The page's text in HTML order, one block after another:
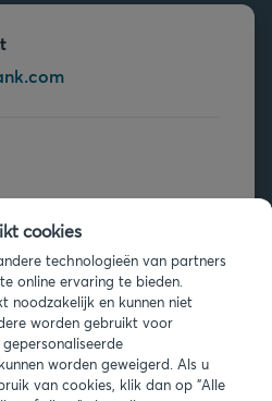
cookies
technologieën van partners
online ervaring te bieden.
noodzakelijk en kunnen niet
worden gebruikt voor
worden geweigerd. Als u
van cookies, klik dan op "Alle